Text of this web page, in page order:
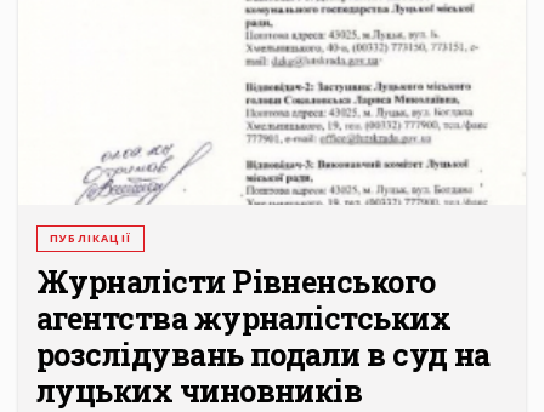
ПУБЛІКАЦІЇ
Журналісти Рівненського
агентства журналістських
розслідувань подали в суд на
луцьких чиновників